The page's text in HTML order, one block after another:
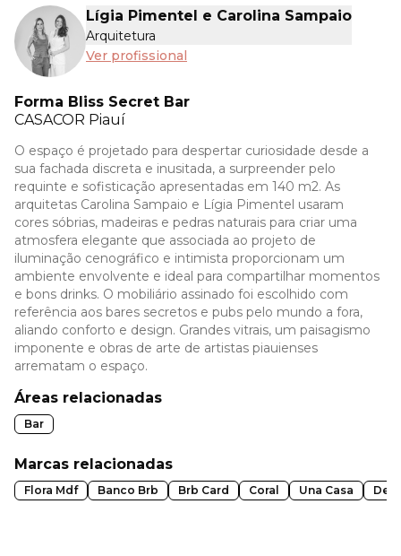
Lígia Pimentel e Carolina Sampaio
Arquitetura
Ver profissional
Forma Bliss Secret Bar
CASACOR Piauí
O espaço é projetado para despertar curiosidade desde a
sua fachada discreta e inusitada, a surpreender pelo
requinte e sofisticação apresentadas em 140 m2. As
arquitetas Carolina Sampaio e Lígia Pimentel usaram
cores sóbrias, madeiras e pedras naturais para criar uma
atmosfera elegante que associada ao projeto de
iluminação cenográfico e intimista proporcionam um
ambiente envolvente e ideal para compartilhar momentos
e bons drinks. O mobiliário assinado foi escolhido com
referência aos bares secretos e pubs pelo mundo a fora,
aliando conforto e design. Grandes vitrais, um paisagismo
imponente e obras de arte de artistas piauienses
arrematam o espaço.
Áreas relacionadas
Bar
Marcas relacionadas
Flora Mdf Banco Brb Brb Card Coral Una Casa